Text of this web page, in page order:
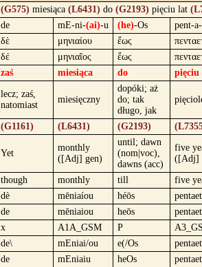
(G575) miesiąca (L6431) do (G2193) pięciu lat
de mE-ni-(ai)-u (he)-Os pent-
δὲ μηνιαίου ἕως
δέ μηνιαῖος ἕως
zaś miesiąca do pięciu
lecz; zaś,
natomiast
miesięczny
dopóki; aż
do; tak
długo, jak
(G1161) (L6431) (G2193)
Yet
monthly
([Adj] gen)
until; dawn
(nom|voc),
dawns (acc)
five
([Adj]
though monthly till five
dè mēniaíou héōs
de mēniaiou heōs
x A1A_GSM P
de\ mEniai/ou e(/Os
de mEniaiu heOs